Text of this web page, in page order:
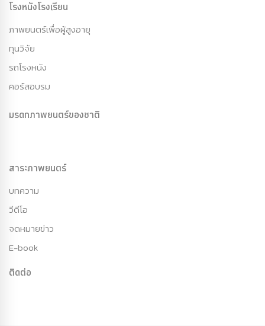
โรงหนังโรงเรียน
ภาพยนตร์เพื่อผู้สูงอายุ
ทุนวิจัย
รถโรงหนัง
คอร์สอบรม
มรดกภาพยนตร์ของชาติ
สาระภาพยนตร์
บทความ
วีดีโอ
จดหมายข่าว
E-book
ติดต่อ